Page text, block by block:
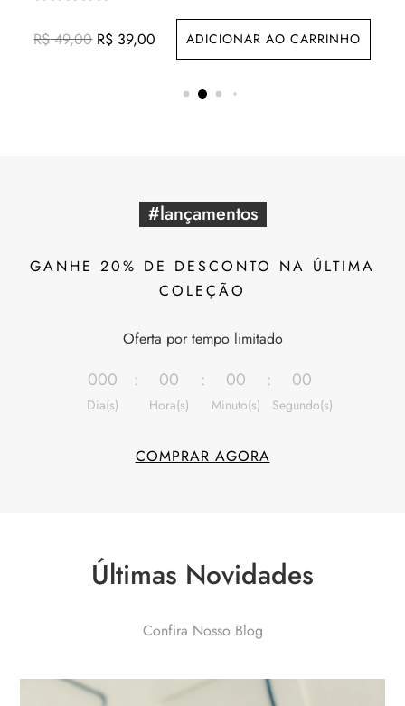
R$49,00 O
R$ 39,00
preço
atual
ADICIONAR AO CARRINHO
#lançamentos
GANHE 20% DE DESCONTO NA ÚLTIMA
COLEÇÃO
Oferta por tempo limitado
000
Dia(s)
: 00
Hora(s)
: 00
Minuto(s)
: 00
Segundo(s)
COMPRAR AGORA
Últimas Novidades​
Confira Nosso Blog